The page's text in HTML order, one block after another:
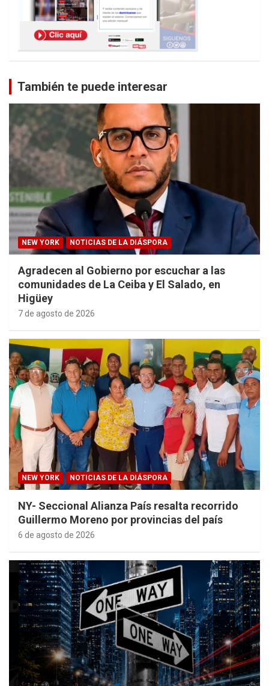
También te puede interesar
NEW YORK NOTICIAS DE LA DIÁSPORA
Agradecen al Gobierno por escuchar a las
comunidades de La Ceiba y El Salado, en
Higüey
7 de agosto de 2026
NEW YORK NOTICIAS DE LA DIÁSPORA
NY- Seccional Alianza País resalta recorrido
Guillermo Moreno por provincias del país
6 de agosto de 2026